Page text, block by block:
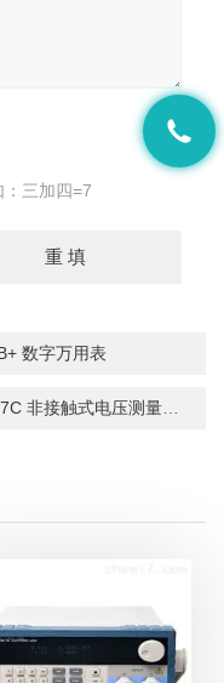
三加四=7
数字万用表
接触式电压测量万用表